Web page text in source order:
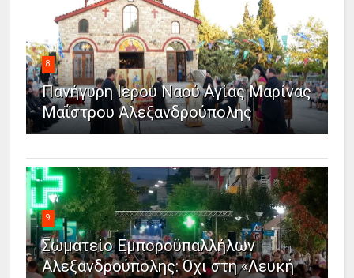
8
Πανήγυρη Ιερού Ναού Αγίας Μαρίνας
Μαΐστρου Αλεξανδρούπολης
9
Σωματείο Εμποροϋπαλλήλων
Αλεξανδρούπολης: Όχι στη «Λευκή